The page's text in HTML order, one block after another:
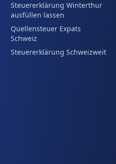
Steuererklärung Winterthur
ausfüllen lassen
Quellensteuer Expats
Schweiz
Steuererklärung Schweizweit